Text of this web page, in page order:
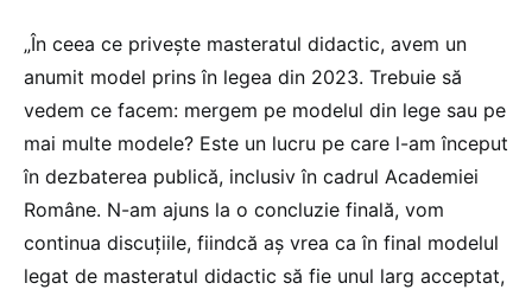
„În ceea ce privește masteratul didactic, avem un
anumit model prins în legea din 2023. Trebuie să
vedem ce facem: mergem pe modelul din lege sau pe
mai multe modele? Este un lucru pe care l-am început
în dezbaterea publică, inclusiv în cadrul Academiei
Române. N-am ajuns la o concluzie finală, vom
continua discuțiile, fiindcă aș vrea ca în final modelul
legat de masteratul didactic să fie unul larg acceptat,